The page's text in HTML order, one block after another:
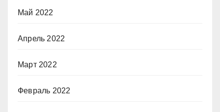
Май 2022
Апрель 2022
Март 2022
Февраль 2022